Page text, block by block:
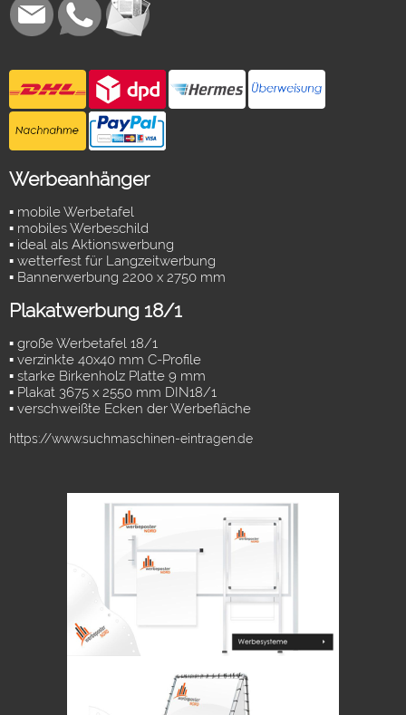
Werbeanhänger
▪ mobile Werbetafel
▪ mobiles Werbeschild
▪ ideal als Aktionswerbung
▪ wetterfest für Langzeitwerbung
▪ Bannerwerbung 2200 x 2750 mm
Plakatwerbung 18/1
▪ große Werbetafel 18/1
▪ verzinkte 40x40 mm C-Profile
▪ starke Birkenholz Platte 9 mm
▪ Plakat 3675 x 2550 mm DIN18/1
▪ verschweißte Ecken der Werbefläche
https://www.suchmaschinen-eintragen.de